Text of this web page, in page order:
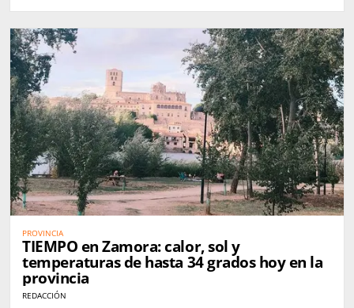
PROVINCIA
TIEMPO en Zamora: calor, sol y
temperaturas de hasta 34 grados hoy en la
provincia
REDACCIÓN